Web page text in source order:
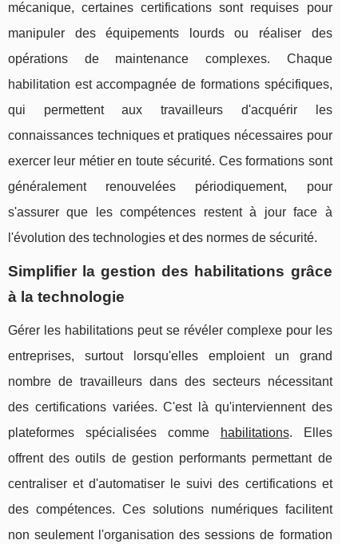
mécanique, certaines certifications sont requises pour
manipuler des équipements lourds ou réaliser des
opérations de maintenance complexes. Chaque
habilitation est accompagnée de formations spécifiques,
qui permettent aux travailleurs d'acquérir les
connaissances techniques et pratiques nécessaires pour
exercer leur métier en toute sécurité. Ces formations sont
généralement renouvelées périodiquement, pour
s'assurer que les compétences restent à jour face à
l'évolution des technologies et des normes de sécurité.
Simplifier la gestion des habilitations grâce
à la technologie
Gérer les habilitations peut se révéler complexe pour les
entreprises, surtout lorsqu'elles emploient un grand
nombre de travailleurs dans des secteurs nécessitant
des certifications variées. C'est là qu'interviennent des
plateformes spécialisées comme
habilitations. Elles
offrent des outils de gestion performants permettant de
centraliser et d'automatiser le suivi des certifications et
des compétences. Ces solutions numériques facilitent
non seulement l'organisation des sessions de formation